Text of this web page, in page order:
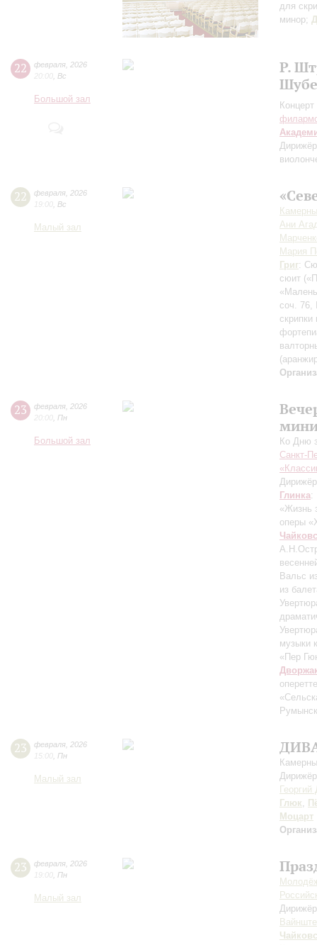
для
минор;
22 февраля 2026
20:00 Вс
Большой зал
Р.
22 февраля 2026
19:00 Вс
Малый зал
Ани
Мария
Григ:
сюит
соч.
23 февраля 2026
20:00 Пн
Большой зал
Ко Дню
Санкт-
Глинка:
«Жизнь
оперы
Вальс
из
музыки
«Пер
23 февраля 2026
15:00 Пн
Малый зал
Георгий
Глюк,
Моцарт
23 февраля 2026
19:00 Пн
Малый зал